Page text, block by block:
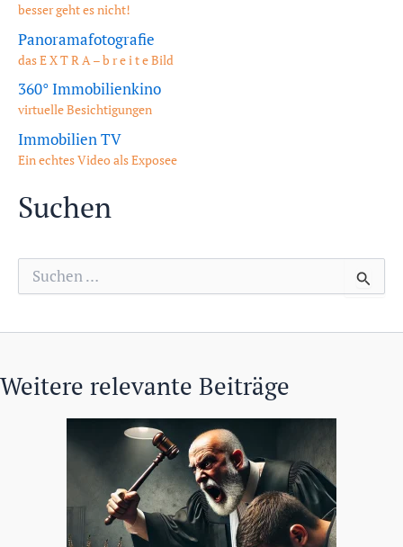
besser geht es nicht!
Panoramafotografie
das E X T R A – b r e i t e Bild
360° Immobilienkino
virtuelle Besichtigungen
Immobilien TV
Ein echtes Video als Exposee
Suchen
e
a
Weitere relevante Beiträge